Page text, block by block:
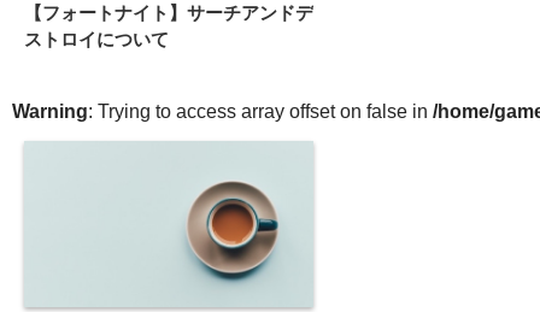
【フォートナイト】サーチアンドデ
ストロイについて
Warning: Trying to access array offset on false in /home/